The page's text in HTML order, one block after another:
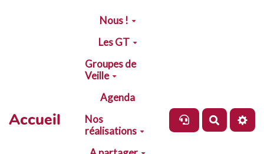
Aller au contenu principal
Accueil
Nous !
Les GT
Groupes de
Veille
Agenda
Nos
réalisations